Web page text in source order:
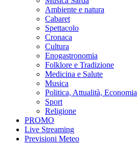
Ambiente e natura
Cabaret
Spettacolo
Cronaca
Cultura
Enogastronomia
Folklore e Tradizione
Medicina e Salute
Musica
Politica, Attualità, Economia
Sport
Religione
PROMO
Live Streaming
Previsioni Meteo